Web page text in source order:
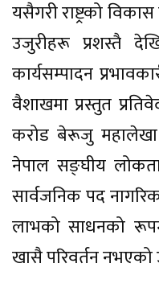
यसैगरी राष्ट्रको
उजुरीहरू प्रशस्तै
कार्यसम्पादन
वैशाखमा प्रस्तुत
करोड बेरूजु
नेपाल सङ्घीय
सार्वजनिक पद
लाभको साधनको
खासै परिवर्तन नभएको